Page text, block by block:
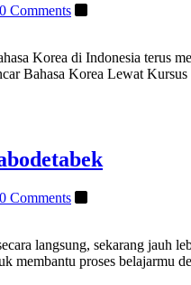
0 Comments
Korea di Indonesia terus
Bahasa Korea Lewat
0 Comments
langsung, sekarang jauh
proses belajarmu